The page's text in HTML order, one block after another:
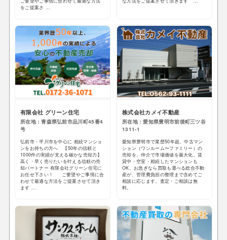
をご提案さ ...
有限会社 グリーン住宅
所在地：青森県弘前市品川町45番4
号
弘前市・平川市を中心に 相続マンショ
ンをお持ちの方へ 【50年の信頼と
1000件の実績が支える確かな売却力】
高く・早く売りたいを叶える信頼の売
却パートナー 有限会社グリーン住宅に
お任せ下さい！ ご要望やご事情に合
わせて最適な方法をご提案させて頂き
ます ...
株式会社カメイ不動産
所在地：愛知県豊明市前後町三ツ谷
1311-1
愛知県豊明市で業歴50年超。中古マン
ション（ワンルーム〜ファミリー）の
売却を、仲介で市場価値を最大化。賃
貸中・空室・相続したマンションも
OK。お急ぎなら買取も選べる総合不動
産が、管理費負担の整理まで含めてご
相談に応じます。査定・ご相談は無
料。